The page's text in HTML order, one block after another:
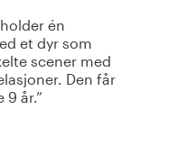
én
et dyr som
scener med
Den får
9 år.